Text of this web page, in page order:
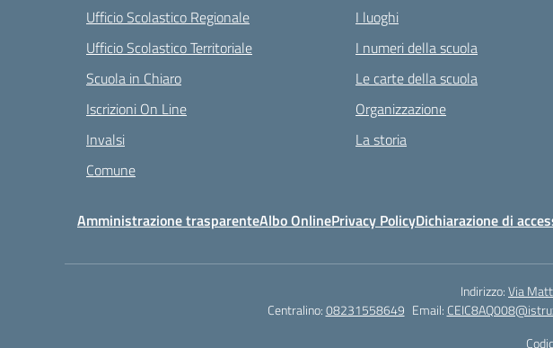
Ufficio Scolastico Regionale
Ufficio Scolastico Territoriale
Scuola in Chiaro
Iscrizioni On Line
Invalsi
Comune
I luoghi
I numeri della scuola
Le carte della scuola
Organizzazione
La storia
Amministrazione trasparenteAlbo OnlinePrivacy PolicyDichiarazione di
Indirizzo:Via
Centralino:08231558649 Email: